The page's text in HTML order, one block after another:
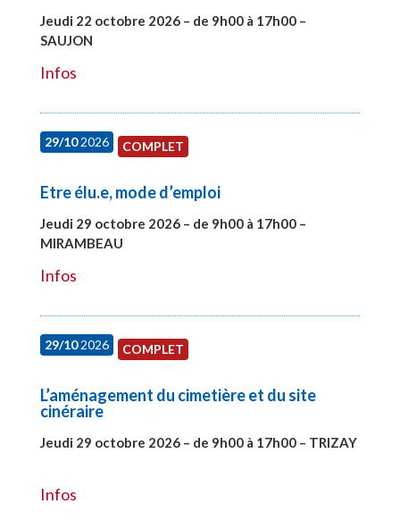
Jeudi 22 octobre 2026 – de 9h00 à 17h00 –
SAUJON
Infos
29/102026 COMPLET
Etre élu.e, mode d’emploi
Jeudi 29 octobre 2026 – de 9h00 à 17h00 –
MIRAMBEAU
Infos
29/102026 COMPLET
L’aménagement du cimetière et du site
cinéraire
Jeudi 29 octobre 2026 – de 9h00 à 17h00 – TRIZAY
Infos